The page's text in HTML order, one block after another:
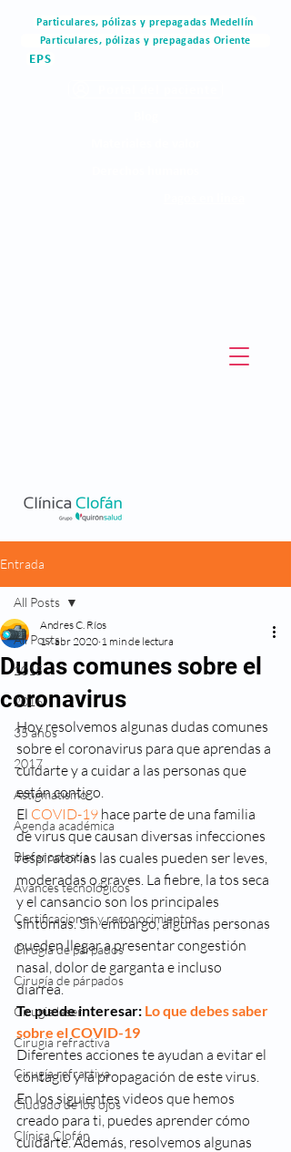
Particulares, pólizas y prepagadas Medellín
Particulares, pólizas y prepagadas Oriente
EPS
Entrada
All Posts
2015
2016
35 años
2017
Astigmatismo
Agenda académica
Blefaroplastia
Avances tecnológicos
Certificaciones y reconocimientos
Cirugía de párpados
Cirugía de párpados
Cirugia laser
Cirugia refractiva
Cirugía refractiva
Ciudado de los ojos
Clínica Clofán
All Posts
Dudas comunes sobre el
coronavirus
Andres C. Ríos
17 abr 2020 1 min de lectura
Hoy resolvemos algunas dudas comunes
sobre el coronavirus para que aprendas a
cuidarte y a cuidar a las personas que
están contigo.
El COVID-19 hace parte de una familia
de virus que causan diversas infecciones
respiratorias las cuales pueden ser leves,
moderadas o graves. La fiebre, la tos seca
y el cansancio son los principales
síntomas. Sin embargo, algunas personas
pueden llegar a presentar congestión
nasal, dolor de garganta e incluso
diarrea.
Te puede interesar: Lo que debes saber
sobre el COVID-19
Diferentes acciones te ayudan a evitar el
contagio y la propagación de este virus.
En los siguientes videos que hemos
creado para ti, puedes aprender cómo
cuidarte. Además, resolvemos algunas